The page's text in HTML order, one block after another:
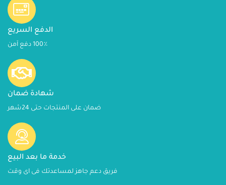
الدفع السريع
100٪ دفع آمن
شهادة ضمان
ضمان على المنتجات حتى 24شهر
خدمة ما بعد البيع
فريق دعم جاهز لمساعدتك فى اى وقت